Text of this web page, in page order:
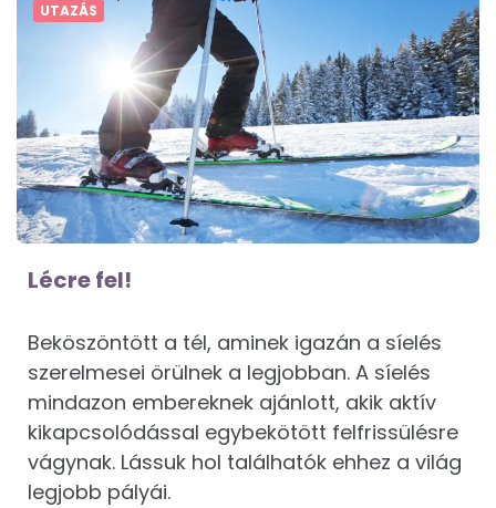
UTAZÁS
Lécre fel!
Beköszöntött a tél, aminek igazán a síelés
szerelmesei örülnek a legjobban. A síelés
mindazon embereknek ajánlott, akik aktív
kikapcsolódással egybekötött felfrissülésre
vágynak. Lássuk hol találhatók ehhez a világ
legjobb pályái.